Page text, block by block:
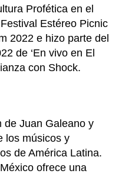
Profética en el
Estéreo Picnic
2022 e hizo parte del
de ‘En vivo en El
con Shock.
de Juan Galeano y
los músicos y
de América Latina.
ofrece una